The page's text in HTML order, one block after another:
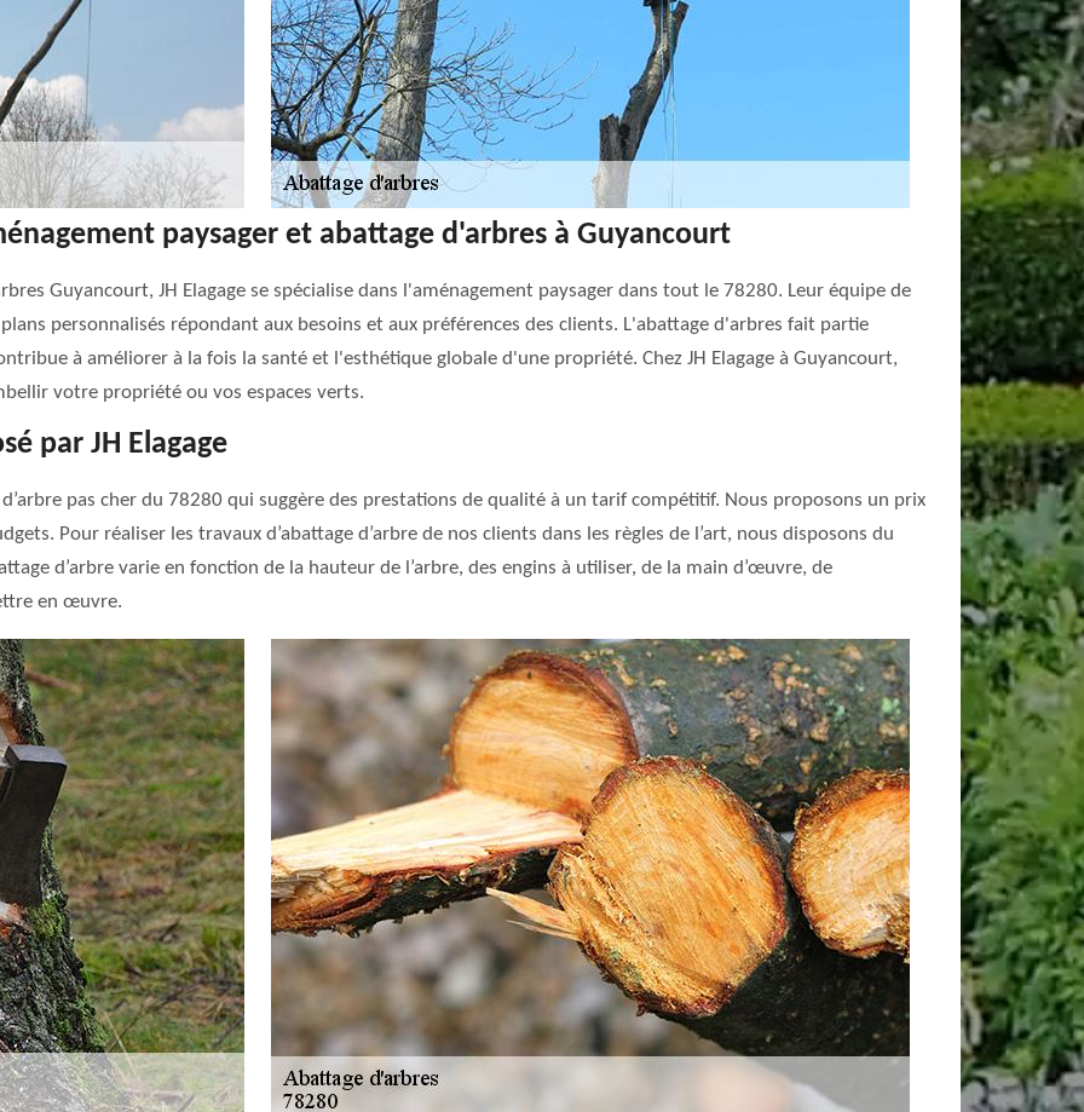
paysager et abattage d'arbres à Guyancourt
Guyancourt, JH Elagage se spécialise dans l'aménagement paysager dans tout le 78280. Leur équipe de
personnalisés répondant aux besoins et aux préférences des clients. L'abattage d'arbres fait partie
à améliorer à la fois la santé et l'esthétique globale d'une propriété. Chez JH Elagage à Guyancourt,
votre propriété ou vos espaces verts.
par JH Elagage
d’arbre pas cher du 78280 qui suggère des prestations de qualité à un tarif compétitif. Nous proposons un prix
Pour réaliser les travaux d’abattage d’arbre de nos clients dans les règles de l’art, nous disposons du
d’arbre varie en fonction de la hauteur de l’arbre, des engins à utiliser, de la main d’œuvre, de
en œuvre.